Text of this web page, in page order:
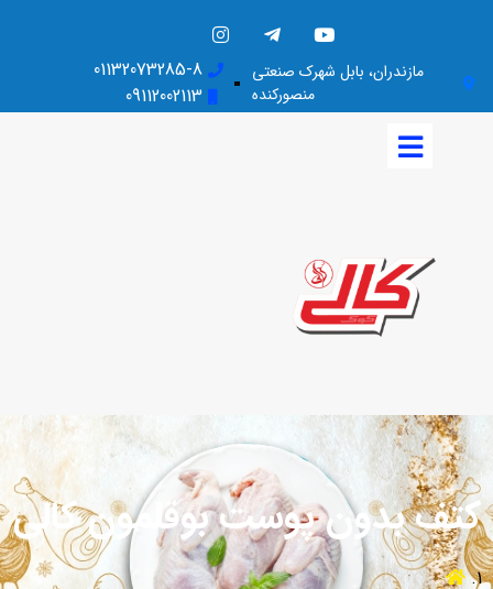
مازندران، بابل شهرک صنعتی
منصورکنده
01132073285-8
09112002113
کتف بدون پوست بوقلمون کالی